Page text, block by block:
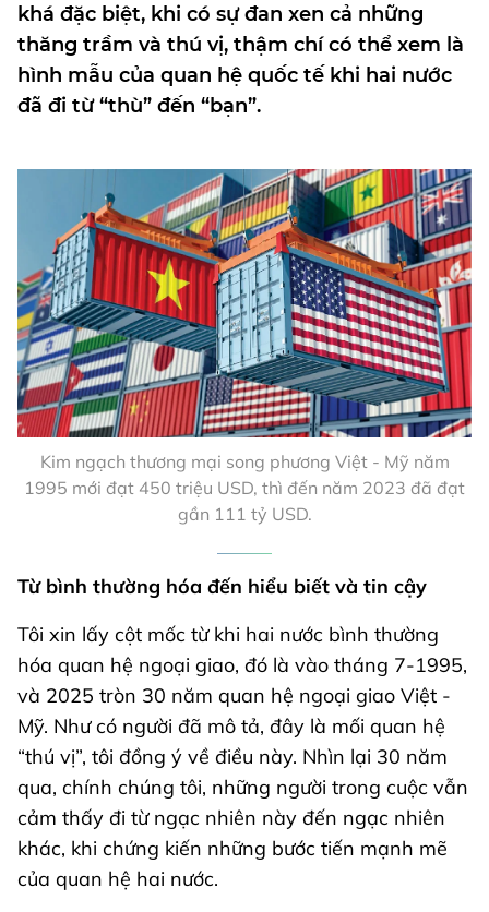
khá đặc biệt, khi có sự đan xen cả những
thăng trầm và thú vị, thậm chí có thể xem là
hình mẫu của quan hệ quốc tế khi hai nước
đã đi từ “thù” đến “bạn”.
Kim ngạch thương mại song phương Việt - Mỹ năm
1995 mới đạt 450 triệu USD, thì đến năm 2023 đã đạt
gần 111 tỷ USD.
Từ bình thường hóa đến hiểu biết và tin cậy
Tôi xin lấy cột mốc từ khi hai nước bình thường
hóa quan hệ ngoại giao, đó là vào tháng 7-1995,
và 2025 tròn 30 năm quan hệ ngoại giao Việt -
Mỹ. Như có người đã mô tả, đây là mối quan hệ
“thú vị”, tôi đồng ý về điều này. Nhìn lại 30 năm
qua, chính chúng tôi, những người trong cuộc vẫn
cảm thấy đi từ ngạc nhiên này đến ngạc nhiên
khác, khi chứng kiến những bước tiến mạnh mẽ
của quan hệ hai nước.